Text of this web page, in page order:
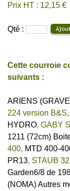
Prix HT : 12,15 €
Qté :
Cette courroie
suivants :
ARIENS
224 version B&S,
HYDRO, GABY
1211 (72cm)
400, MTD 400-
PR13, STAUB
Garden6/8 de
(NOMA) Autres